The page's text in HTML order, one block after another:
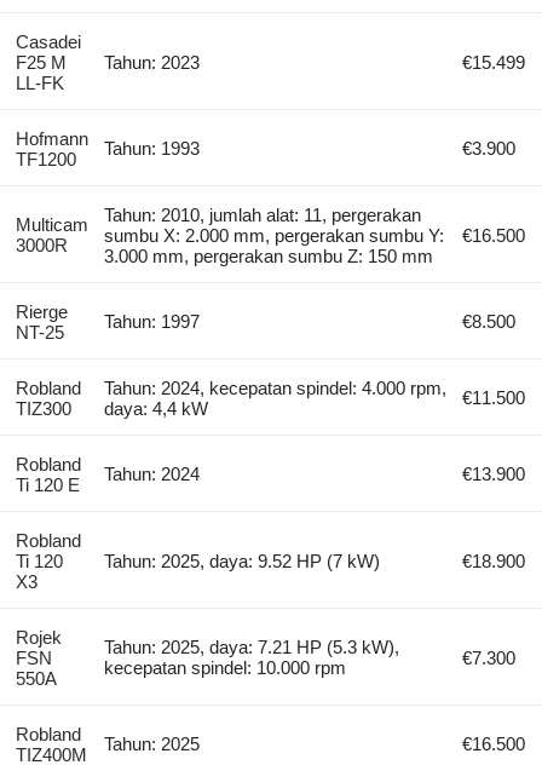
Casadei
F25 M
LL-FK
Tahun: 2023 €15.499
Hofmann
TF1200
Tahun: 1993 €3.900
Multicam
3000R
Tahun: 2010, jumlah alat: 11, pergerakan
sumbu X: 2.000 mm, pergerakan sumbu Y:
3.000 mm, pergerakan sumbu Z: 150 mm
€16.500
Rierge
NT-25
Tahun: 1997 €8.500
Robland
TIZ300
Tahun: 2024, kecepatan spindel: 4.000 rpm,
daya: 4,4 kW
€11.500
Robland
Ti 120 E
Tahun: 2024 €13.900
Robland
Ti 120
X3
Tahun: 2025, daya: 9.52 HP (7 kW) €18.900
Rojek
FSN
550A
Tahun: 2025, daya: 7.21 HP (5.3 kW),
kecepatan spindel: 10.000 rpm
€7.300
Robland
TIZ400M
Tahun: 2025 €16.500